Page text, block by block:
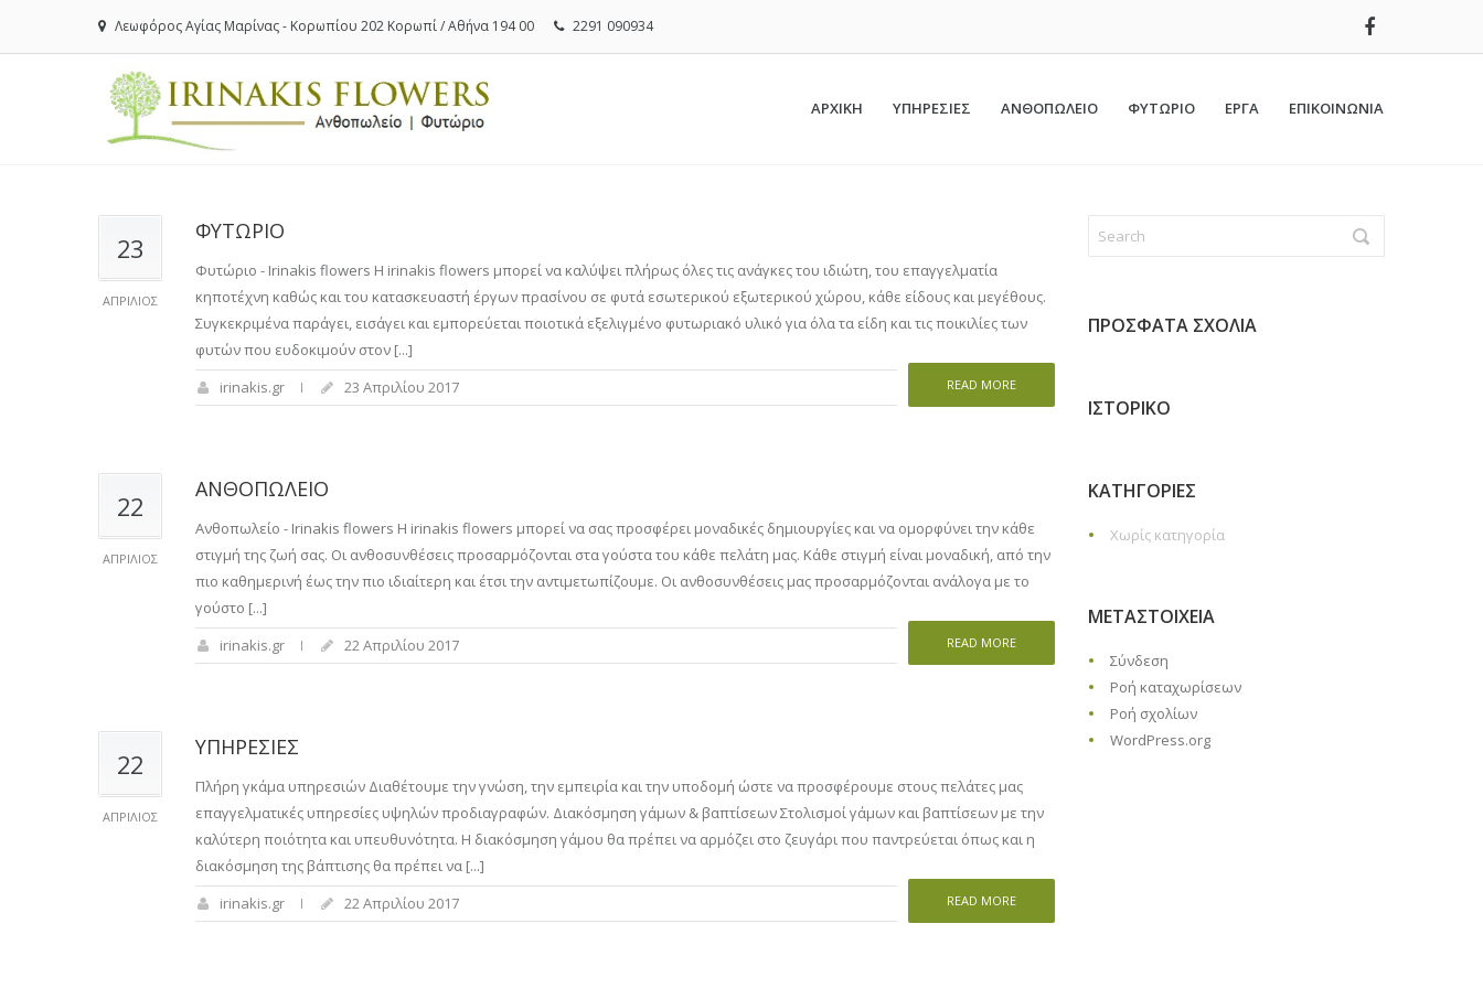
Λεωφόρος Αγίας Μαρίνας - Κορωπίου 202 Κορωπί / Αθήνα 194 00 2291 090934
ΑΡΧΙΚΗ ΥΠΗΡΕΣΙΕΣ ΑΝΘΟΠΩΛΕΙΟ ΦΥΤΩΡΙΟ ΕΡΓΑ ΕΠΙΚΟΙΝΩΝΙΑ
23
ΑΠΡΊΛΙΟΣ
ΦΥΤΩΡΙΟ
Φυτώριο - Irinakis flowers Η irinakis flowers μπορεί να καλύψει πλήρως όλες τις ανάγκες του ιδιώτη, του επαγγελματία
κηποτέχνη καθώς και του κατασκευαστή έργων πρασίνου σε φυτά εσωτερικού εξωτερικού χώρου, κάθε είδους και μεγέθους.
Συγκεκριμένα παράγει, εισάγει και εμπορεύεται ποιοτικά εξελιγμένο φυτωριακό υλικό για όλα τα είδη και τις ποικιλίες των
φυτών που ευδοκιμούν στον [...]
READ MORE
irinakis.gr 23 Απριλίου 2017
22
ΑΠΡΊΛΙΟΣ
ΑΝΘΟΠΩΛΕΙΟ
Ανθοπωλείο - Irinakis flowers Η irinakis flowers μπορεί να σας προσφέρει μοναδικές δημιουργίες και να ομορφύνει την κάθε
στιγμή της ζωή σας. Οι ανθοσυνθέσεις προσαρμόζονται στα γούστα του κάθε πελάτη μας. Κάθε στιγμή είναι μοναδική, από την
πιο καθημερινή έως την πιο ιδιαίτερη και έτσι την αντιμετωπίζουμε. Οι ανθοσυνθέσεις μας προσαρμόζονται ανάλογα με το
γούστο [...]
READ MORE
irinakis.gr 22 Απριλίου 2017
22
ΑΠΡΊΛΙΟΣ
ΥΠΗΡΕΣΙΕΣ
Πλήρη γκάμα υπηρεσιών Διαθέτουμε την γνώση, την εμπειρία και την υποδομή ώστε να προσφέρουμε στους πελάτες μας
επαγγελματικές υπηρεσίες υψηλών προδιαγραφών. Διακόσμηση γάμων & βαπτίσεων Στολισμοί γάμων και βαπτίσεων με την
καλύτερη ποιότητα και υπευθυνότητα. Η διακόσμηση γάμου θα πρέπει να αρμόζει στο ζευγάρι που παντρεύεται όπως και η
διακόσμηση της βάπτισης θα πρέπει να [...]
READ MORE
irinakis.gr 22 Απριλίου 2017
ΠΡΌΣΦΑΤΑ ΣΧΌΛΙΑ
ΙΣΤΟΡΙΚΌ
KΑΤΗΓΟΡΊΕΣ
Χωρίς κατηγορία
ΜΕΤΑΣΤΟΙΧΕΊΑ
Σύνδεση
Ροή καταχωρίσεων
Ροή σχολίων
WordPress.org